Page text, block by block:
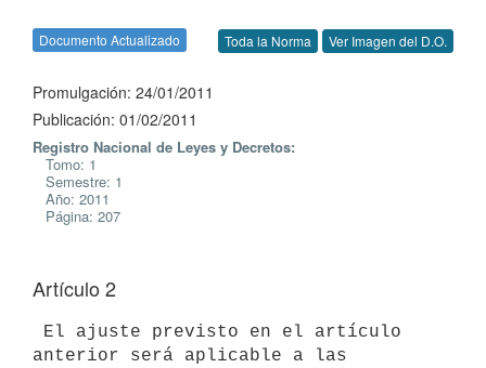
Documento Actualizado Toda la Norma Ver Imagen del D.O.
Promulgación: 24/01/2011
Publicación: 01/02/2011
Registro Nacional de Leyes y Decretos:
Tomo: 1
Semestre: 1
Año: 2011
Página: 207
Artículo 2
anterior será aplicable a las